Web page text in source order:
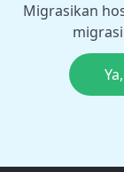
Migrasikan